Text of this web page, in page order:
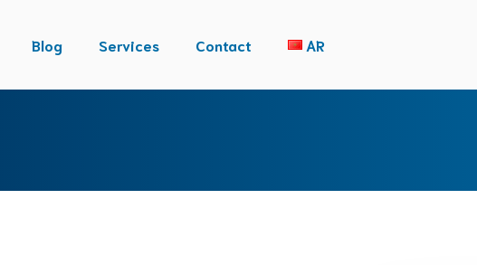
Blog Services Contact AR